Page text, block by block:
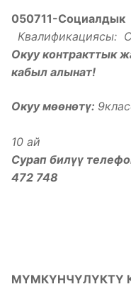
050711-Социалдык
Квалификациясы:
Окуу контракттык
кабыл алынат!
Окуу мөөнөтү:
11
10 ай
Сурап билүү
472 748
МҮМКҮНЧҮЛҮКТҮ